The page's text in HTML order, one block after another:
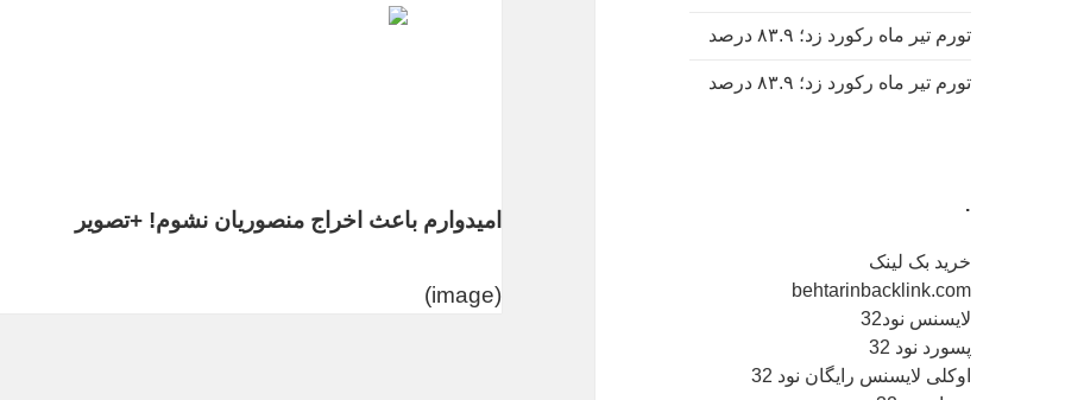
تورم تیر ماه رکورد زد؛ ۸۳.۹ درصد
تورم تیر ماه رکورد زد؛ ۸۳.۹ درصد
.
خرید بک لینک
behtarinbacklink.com
لایسنس نود32
پسورد نود 32
اوکلی لایسنس رایگان نود 32
امیدوارم باعث اخراج منصوریان نشوم! +تصویر
(image)